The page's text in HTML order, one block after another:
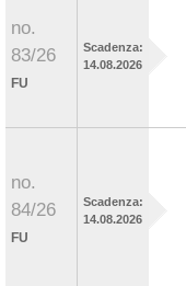
no.
83/26
FU
Scadenza:
14.08.2026
no.
84/26
FU
Scadenza:
14.08.2026